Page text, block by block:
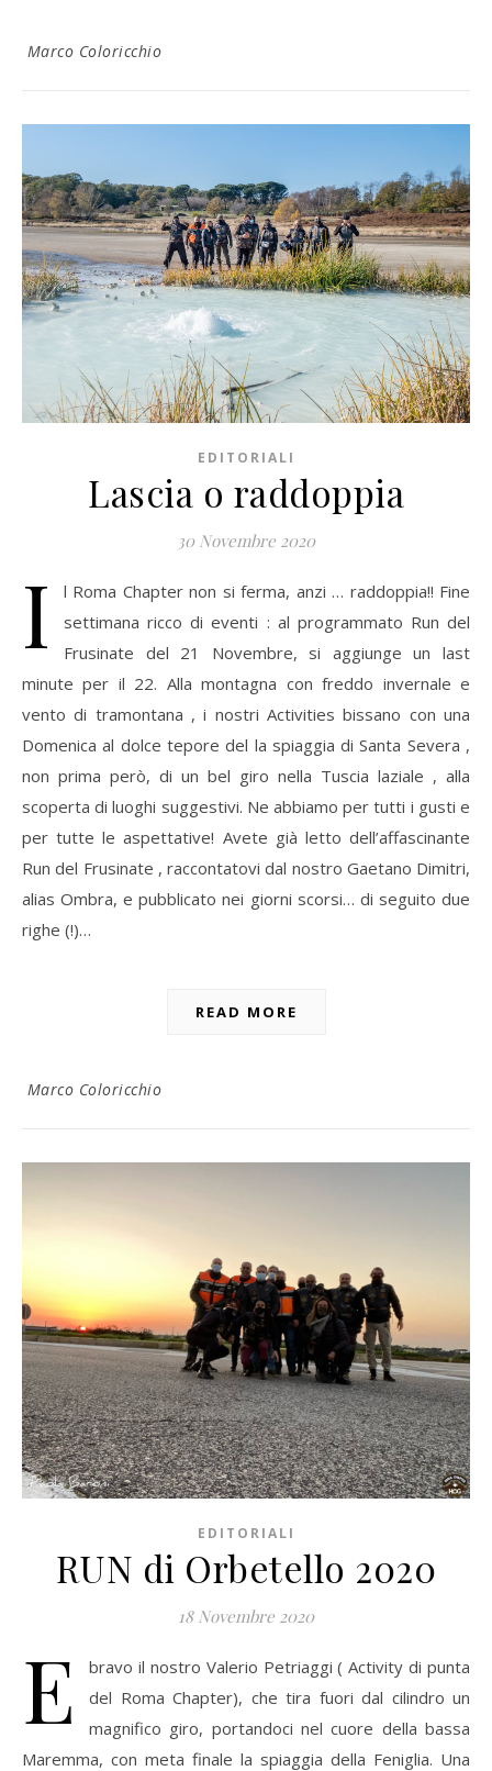
Marco Coloricchio
EDITORIALI
Lascia o raddoppia
30 Novembre 2020
I
l Roma Chapter non si ferma, anzi … raddoppia!! Fine
settimana ricco di eventi : al programmato Run del
Frusinate del 21 Novembre, si aggiunge un last
minute per il 22. Alla montagna con freddo invernale e
vento di tramontana , i nostri Activities bissano con una
Domenica al dolce tepore del la spiaggia di Santa Severa ,
non prima però, di un bel giro nella Tuscia laziale , alla
scoperta di luoghi suggestivi. Ne abbiamo per tutti i gusti e
per tutte le aspettative! Avete già letto dell’affascinante
Run del Frusinate , raccontatovi dal nostro Gaetano Dimitri,
alias Ombra, e pubblicato nei giorni scorsi… di seguito due
righe (!)…
READ MORE
Marco Coloricchio
EDITORIALI
RUN di Orbetello 2020
18 Novembre 2020
E
bravo il nostro Valerio Petriaggi ( Activity di punta
del Roma Chapter), che tira fuori dal cilindro un
magnifico giro, portandoci nel cuore della bassa
Maremma, con meta finale la spiaggia della Feniglia. Una